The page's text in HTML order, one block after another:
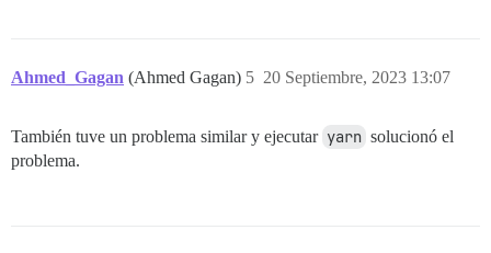
Ahmed_Gagan (Ahmed Gagan) 20 Septiembre, 2023 13:07
5
También tuve un problema similar y ejecutar yarn solucionó el
problema.